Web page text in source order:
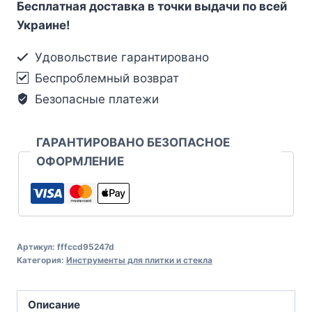
Бесплатная доставка в точки выдачи по всей
Украине!
Удовольствие гарантировано
Беспроблемный возврат
Безопасные платежи
ГАРАНТИРОВАНО БЕЗОПАСНОЕ
ОФОРМЛЕНИЕ
Артикул: fffccd95247d
Категория: Инструменты для плитки и стекла
Описание